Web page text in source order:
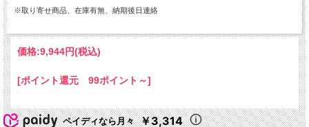
※取り寄せ商品、在庫有無、納期後日連絡
価格:9,944円(税込)
[ポイント還元 99ポイント～]
ペイディなら月々 ￥3,314